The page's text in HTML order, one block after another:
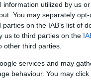
utilized by us
You may separately
on the IAB’s list of
us to third parties on the
other third parties.
services and may
behaviour. You may
di